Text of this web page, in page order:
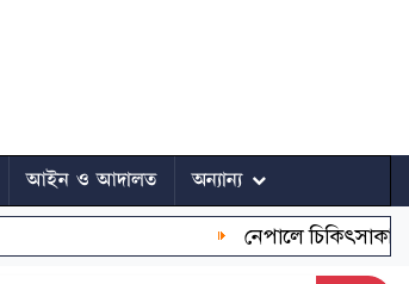
আইন ও আদালত অন্যান্য
নেপালে চিকিৎসাকাজে